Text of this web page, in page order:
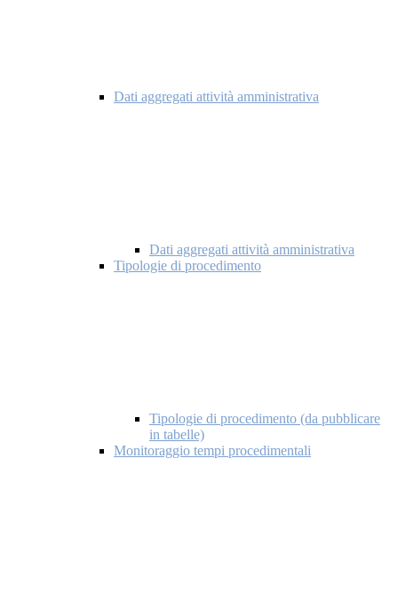
Dati aggregati attività amministrativa
Dati aggregati attività amministrativa
Tipologie di procedimento
Tipologie di procedimento (da pubblicare
in tabelle)
Monitoraggio tempi procedimentali